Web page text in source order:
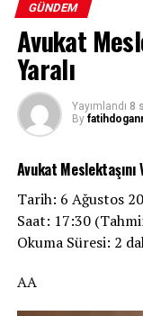
GÜNDEM
Avukat
Yaralı
Yayımlandı 8
By
Avukat Meslektaşını
Tarih: 6 Ağustos
Saat: 17:30
Okuma Süresi: 2
AA